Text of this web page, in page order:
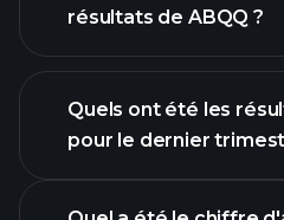
résultats de ABQQ ?
Quels ont été les
pour le dernier